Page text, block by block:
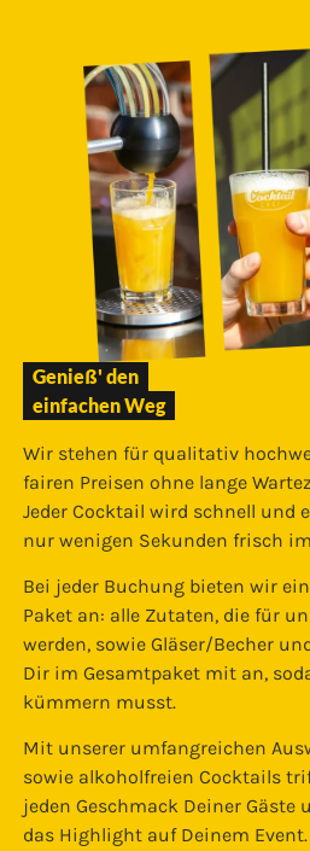
Genieß' den
einfachen Weg
Wir stehen für qualitativ
fairen Preisen ohne lange
Jeder Cocktail wird schnell und
nur wenigen Sekunden frisch
Bei jeder Buchung bieten wir
Paket an: alle Zutaten, die für
werden, sowie Gläser/Becher
Dir im Gesamtpaket mit an,
kümmern musst.
Mit unserer umfangreichen
sowie alkoholfreien Cocktails
jeden Geschmack Deiner
das Highlight auf Deinem Event.